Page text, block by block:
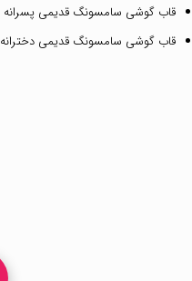
قاب گوشی سامسونگ قدیمی پسرانه
قاب گوشی سامسونگ قدیمی دخترانه